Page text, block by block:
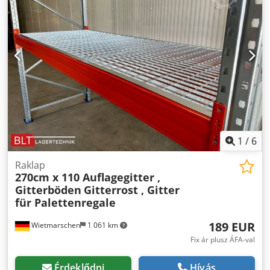
számla tartalmazza az áfát. Ajánlásunk: Tudassa velünk,
mire van szüksége... Szívesen segítünk Önnek projektjei
megvalósításában, a tervezéstől a megrendelésen át a
telepítésig. Kérésre kedvező áron szállítunk.
1 / 6
Wietmarschen 1 061 km
Raklap
270cm x 110 Auflagegitter ,
Gitterböden Gitterrost , Gitter
für Palettenregale
189 EUR
Fix ár plusz ÁFA-val